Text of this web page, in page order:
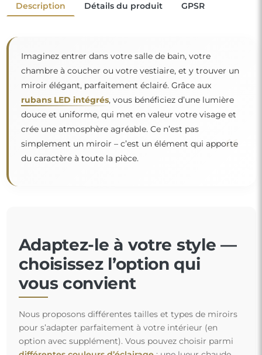
Description Détails du produit GPSR
Imaginez entrer dans votre salle de bain, votre
chambre à coucher ou votre vestiaire, et y trouver un
miroir élégant, parfaitement éclairé. Grâce aux
rubans LED intégrés, vous bénéficiez d’une lumière
douce et uniforme, qui met en valeur votre visage et
crée une atmosphère agréable. Ce n’est pas
simplement un miroir – c’est un élément qui apporte
du caractère à toute la pièce.
“
Adaptez-le à votre style —
choisissez l’option qui
vous convient
Nous proposons différentes tailles et types de miroirs
pour s’adapter parfaitement à votre intérieur (en
option avec supplément). Vous pouvez choisir parmi